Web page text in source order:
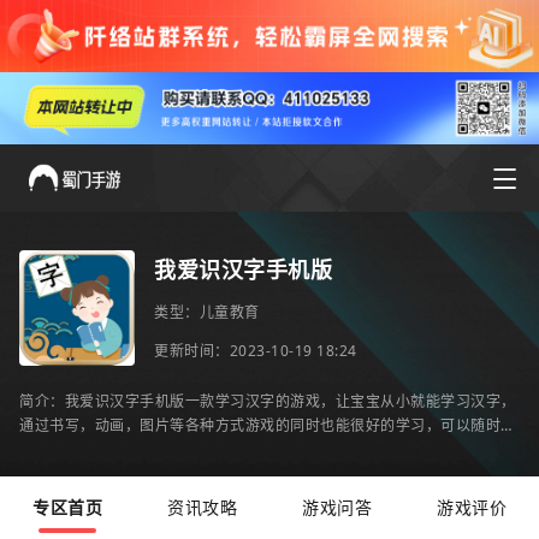
我爱识汉字手机版
类型： 儿童教育
更新时间：2023-10-19 18:24
简介：我爱识汉字手机版一款学习汉字的游戏，让宝宝从小就能学习汉字，
通过书写，动画，图片等各种方式游戏的同时也能很好的学习，可以随时随
专区首页 资讯攻略 游戏问答 游戏评价